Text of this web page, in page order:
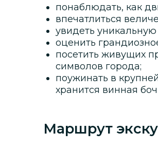
понаблюдать, как
впечатлиться
увидеть
оценить
посетить живущих
символов города;
поужинать в
хранится винная
Маршрут